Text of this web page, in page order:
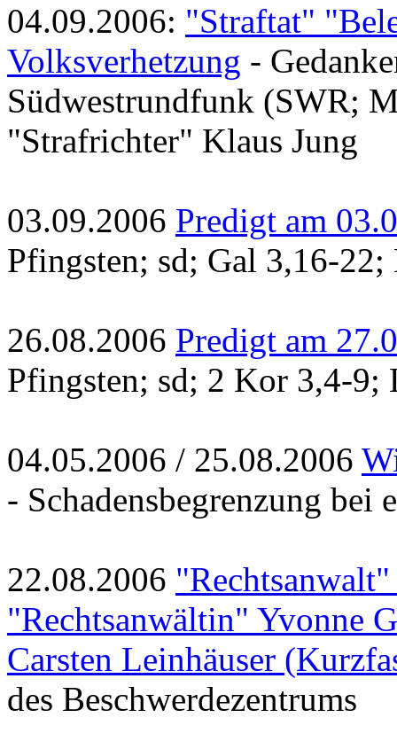
04.09.2006: "Straftat"
Volksverhetzung -
Südwestrundfunk (SWR;
"Strafrichter" Klaus Jung
03.09.2006 Predigt am
Pfingsten; sd; Gal 3,16-
26.08.2006 Predigt am
Pfingsten; sd; 2 Kor 3,4-9;
04.05.2006 / 25.08.2006
- Schadensbegrenzung
22.08.2006
"Rechtsanwältin" Yvonne
Carsten Leinhäuser
des Beschwerdezentrums